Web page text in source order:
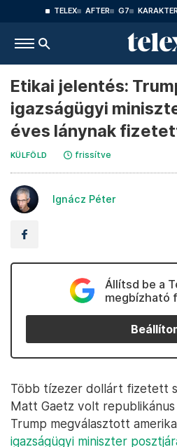
TELEX AFTER G7
Etikai jelentés:
igazságügyi
éves lánynak
KÜLFÖLD frissítve
Ignácz Péter
Állítsd be a
megbízható
Több tízezer dollárt fizetett
Matt Gaetz volt
Trump megválasztott
igazságügyi miniszter